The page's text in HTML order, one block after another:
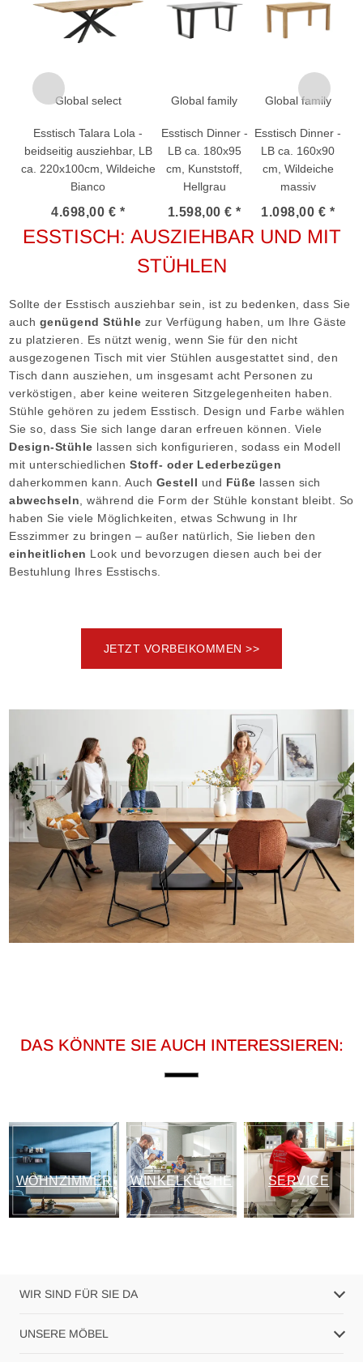
Global select
Esstisch Talara Lola -
beidseitig ausziehbar, LB
ca. 220x100cm, Wildeiche
Bianco
4.698,00 € *
Global family
Esstisch Dinner -
LB ca. 180x95
cm, Kunststoff,
Hellgrau
1.598,00 € *
Global family
Esstisch Dinner -
LB ca. 160x90
cm, Wildeiche
massiv
1.098,00 € *
ESSTISCH: AUSZIEHBAR UND MIT
STÜHLEN
Sollte der Esstisch ausziehbar sein, ist zu bedenken, dass Sie
auch genügend Stühle zur Verfügung haben, um Ihre Gäste
zu platzieren. Es nützt wenig, wenn Sie für den nicht
ausgezogenen Tisch mit vier Stühlen ausgestattet sind, den
Tisch dann ausziehen, um insgesamt acht Personen zu
verköstigen, aber keine weiteren Sitzgelegenheiten haben.
Stühle gehören zu jedem Esstisch. Design und Farbe wählen
Sie so, dass Sie sich lange daran erfreuen können. Viele
Design-Stühle lassen sich konfigurieren, sodass ein Modell
mit unterschiedlichen Stoff- oder Lederbezügen
daherkommen kann. Auch Gestell und Füße lassen sich
abwechseln , während die Form der Stühle konstant bleibt. So
haben Sie viele Möglichkeiten, etwas Schwung in Ihr
Esszimmer zu bringen – außer natürlich, Sie lieben den
einheitlichen Look und bevorzugen diesen auch bei der
Bestuhlung Ihres Esstischs.
JETZT VORBEIKOMMEN >>
DAS KÖNNTE SIE AUCH INTERESSIEREN:
WOHNZIMMER WINKELKÜCHE SERVICE
WIR SIND FÜR SIE DA
UNSERE MÖBEL